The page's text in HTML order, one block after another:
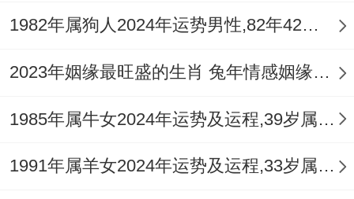
方属离火，流年叠加重火，可安放以土制
以化解五黄煞气，稳定家宅。
东北方为四昌星飞临。对于需策划、创意、
学习的生意经营，在此方位摆放
祥安阁登榜
1982年属狗人2024年运势男性,82年42岁属狗男2024年每月运程怎么样
2023年姻缘最旺盛的生肖 兔年情感姻缘运比较旺的属相
1985年属牛女2024年运势及运程,39岁属牛人2024全年每月运势女性如何
1991年属羊女2024年运势及运程,33岁属羊人2024全年每月运势女性如何